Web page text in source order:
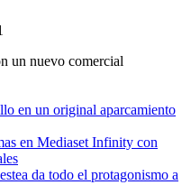
un nuevo comercial
en un original aparcamiento
en Mediaset Infinity con
da todo el protagonismo a